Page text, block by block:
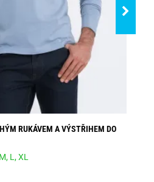
RUKÁVEM A VÝSTŘIHEM DO
M, L,XL